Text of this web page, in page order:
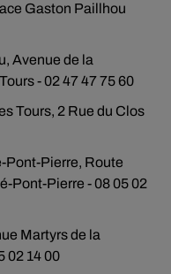
Gaston Paillhou
Avenue de la
- 02 47 47 75 60
Tours, 2 Rue du Clos
Pont-Pierre, Route
Pont-Pierre - 08 05 02
Martyrs de la
02 14 00